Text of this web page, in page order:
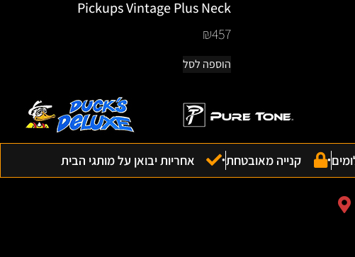
Pickups Vintage Plus Neck
₪457
הוספה לסל
קנייה מאובטחת אחריות יבואן על מותגי הבית